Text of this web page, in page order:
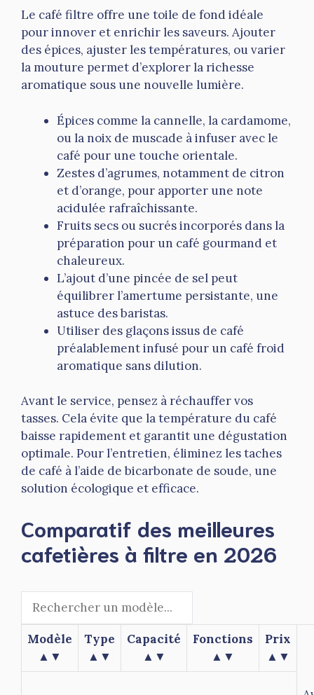
Le café filtre offre une toile de fond idéale
pour innover et enrichir les saveurs. Ajouter
des épices, ajuster les températures, ou varier
la mouture permet d’explorer la richesse
aromatique sous une nouvelle lumière.
Épices comme la cannelle, la cardamome,
ou la noix de muscade à infuser avec le
café pour une touche orientale.
Zestes d’agrumes, notamment de citron
et d’orange, pour apporter une note
acidulée rafraîchissante.
Fruits secs ou sucrés incorporés dans la
préparation pour un café gourmand et
chaleureux.
L’ajout d’une pincée de sel peut
équilibrer l’amertume persistante, une
astuce des baristas.
Utiliser des glaçons issus de café
préalablement infusé pour un café froid
aromatique sans dilution.
Avant le service, pensez à réchauffer vos
tasses. Cela évite que la température du café
baisse rapidement et garantit une dégustation
optimale. Pour l’entretien, éliminez les taches
de café à l’aide de bicarbonate de soude, une
solution écologique et efficace.
Comparatif des meilleures
cafetières à filtre en 2026
Modèle
▲▼
Type
▲▼
Capacité
▲▼
Fonctions
▲▼
Prix
▲▼